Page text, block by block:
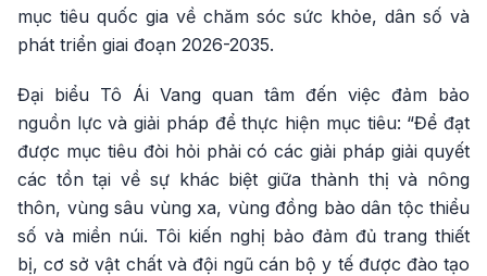
mục tiêu quốc gia về chăm sóc sức khỏe, dân số và
phát triển giai đoạn 2026-2035.
Đại biểu Tô Ái Vang quan tâm đến việc đảm bảo
nguồn lực và giải pháp để thực hiện mục tiêu: “Để đạt
được mục tiêu đòi hỏi phải có các giải pháp giải quyết
các tồn tại về sự khác biệt giữa thành thị và nông
thôn, vùng sâu vùng xa, vùng đồng bào dân tộc thiểu
số và miền núi. Tôi kiến nghị bảo đảm đủ trang thiết
bị, cơ sở vật chất và đội ngũ cán bộ y tế được đào tạo